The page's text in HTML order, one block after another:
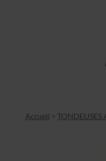
Accueil > TONDEUSES